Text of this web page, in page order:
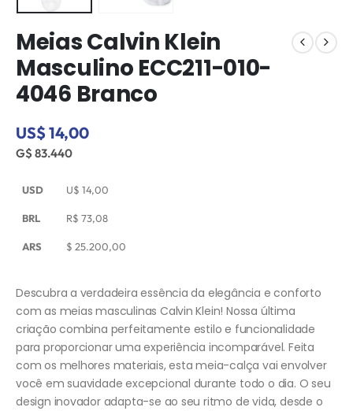
Meias Calvin Klein
Masculino ECC211-010-
4046 Branco
US$ 14,00
G$ 83.440
USD U$ 14,00
BRL R$ 73,08
ARS $ 25.200,00
Descubra a verdadeira essência da elegância e conforto
com as meias masculinas Calvin Klein! Nossa última
criação combina perfeitamente estilo e funcionalidade
para proporcionar uma experiência incomparável. Feita
com os melhores materiais, esta meia-calça vai envolver
você em suavidade excepcional durante todo o dia. O seu
design inovador adapta-se ao seu ritmo de vida, desde o